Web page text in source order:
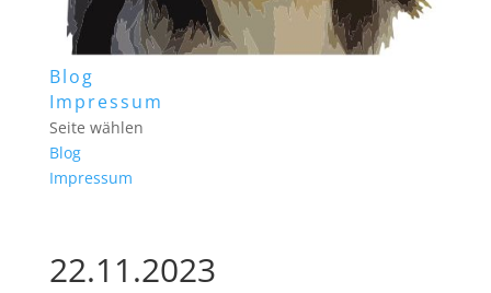
Blog
Impressum
Seite wählen
Blog
Impressum
22.11.2023